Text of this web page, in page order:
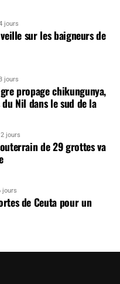
jours
sur les baigneurs de
jours
propage chikungunya,
Nil dans le sud de la
jours
de 29 grottes va
jours
de Ceuta pour un